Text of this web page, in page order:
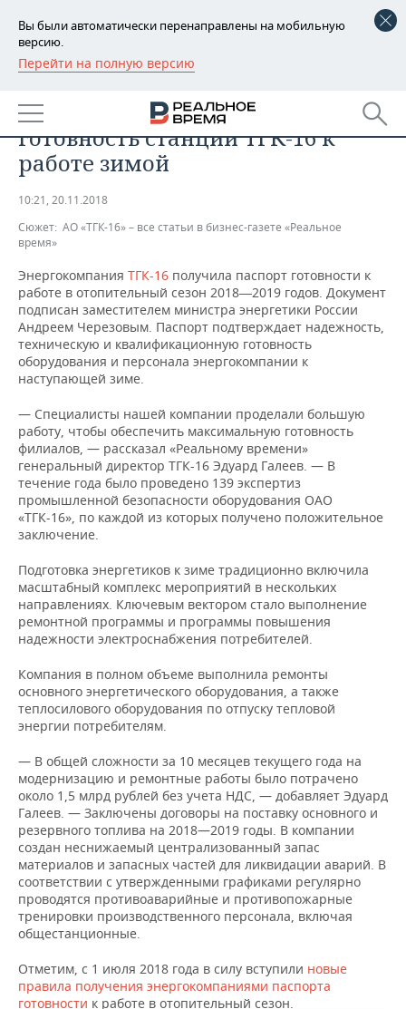
Вы были автоматически перенаправлены на мобильную
версию.
Перейти на полную версию
РЕГИОНЫ
БАШКОРТОСТАН
ТАТАРСТАН
НОВОСТИ
АНАЛИТИКА
ДЕКЛАРАЦИИ О ДОХОДАХ
КОРОЛИ ГОСЗАКАЗА ПФО
ВУЗЫ ТАТАРСТАНА
КОМУ ПРИНАДЛЕЖАТ
ТОРГОВЫЕ ЦЕНТРЫ
ТАТАРСТАНА
НОВОСТИ ЭКОНОМИКИ
ФИНАНСЫ
БАНКИ
БЮДЖЕТ
ПРОМЫШЛЕННОСТЬ
НОВОСТИ
ПРОМЫШЛЕННОСТИ
АГРОПРОМ
МАШИНОСТРОЕНИЕ
НЕФТЕХИМИЯ
НЕФТЬ
ОПК
ЭНЕРГЕТИКА
НЕДВИЖИМОСТЬ
НОВОСТИ НЕДВИЖИМОСТИ
АВТО
НОВОСТИ АВТО
БИЗНЕС
РОЗНИЧНАЯ ТОРГОВЛЯ
ТРАНСПОРТ
УСЛУГИ
НОВОСТИ ТЕХНОЛОГИЙ
IT
МЕДИА
ТЕЛЕКОММУНИКАЦИИ
МЕРОПРИЯТИЯ
НОВОСТИ МЕРОПРИЯТИЙ
ВЫЕЗДНАЯ РЕДАКЦИЯ
БИЗНЕС-БРАНЧИ
ONLINE-КОНФЕРЕНЦИИ
ОТКРЫТАЯ ЛЕКЦИЯ
СПОРТ
НОВОСТИ СПОРТА
ФУТБОЛ
ХОККЕЙ
БАСКЕТБОЛ
ВОЛЕЙБОЛ
КИБЕРСПОРТ
ФИГУРНОЕ КАТАНИЕ
ВОДНЫЕ ВИДЫ СПОРТА
ХОККЕЙ С МЯЧОМ
ОБЩЕСТВО
НОВОСТИ ОБЩЕСТВА
ВЛАСТЬ
ИНФРАСТРУКТУРА
ИСТОРИЯ
КУЛЬТУРА
МЕДИЦИНА
ОБРАЗОВАНИЕ
ПРОИСШЕСТВИЯ
ФОТОГАЛЕРЕЯ
СЮЖЕТЫ
СПРАВОЧНИК
СПИСОК ПЕРСОН
СПИСОК КОМПАНИЙ
ПОЛНАЯ ВЕРСИЯ
Минэнерго РФ подтвердило
готовность станций ТГК-16 к
работе зимой
10:21, 20.11.2018
Сюжет: АО «ТГК-16» – все статьи в бизнес-газете «Реальное
время»
Энергокомпания ТГК-16 получила паспорт готовности к
работе в отопительный сезон 2018―2019 годов. Документ
подписан заместителем министра энергетики России
Андреем Черезовым. Паспорт подтверждает надежность,
техническую и квалификационную готовность
оборудования и персонала энергокомпании к
наступающей зиме.
— Специалисты нашей компании проделали большую
работу, чтобы обеспечить максимальную готовность
филиалов, — рассказал «Реальному времени»
генеральный директор ТГК-16 Эдуард Галеев. — В
течение года было проведено 139 экспертиз
промышленной безопасности оборудования ОАО
«ТГК-16», по каждой из которых получено положительное
заключение.
Подготовка энергетиков к зиме традиционно включила
масштабный комплекс мероприятий в нескольких
направлениях. Ключевым вектором стало выполнение
ремонтной программы и программы повышения
надежности электроснабжения потребителей.
Компания в полном объеме выполнила ремонты
основного энергетического оборудования, а также
теплосилового оборудования по отпуску тепловой
энергии потребителям.
— В общей сложности за 10 месяцев текущего года на
модернизацию и ремонтные работы было потрачено
около 1,5 млрд рублей без учета НДС, — добавляет Эдуард
Галеев. — Заключены договоры на поставку основного и
резервного топлива на 2018—2019 годы. В компании
создан неснижаемый централизованный запас
материалов и запасных частей для ликвидации аварий. В
соответствии с утвержденными графиками регулярно
проводятся противоаварийные и противопожарные
тренировки производственного персонала, включая
общестанционные.
Отметим, с 1 июля 2018 года в силу вступили новые
правила получения энергокомпаниями паспорта
готовности к работе в отопительный сезон.